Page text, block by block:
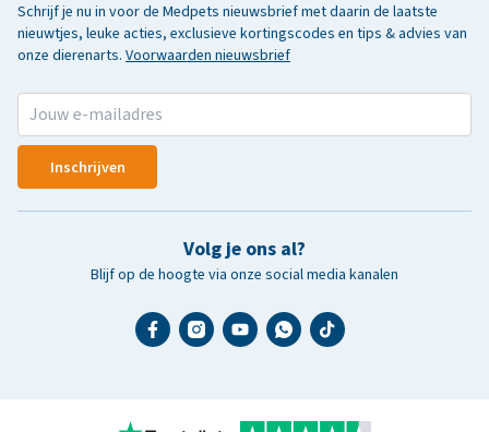
Schrijf je nu in voor de Medpets nieuwsbrief met daarin de laatste
nieuwtjes, leuke acties, exclusieve kortingscodes en tips & advies van
onze dierenarts. Voorwaarden nieuwsbrief
Inschrijven
Volg je ons al?
Blijf op de hoogte via onze social media kanalen